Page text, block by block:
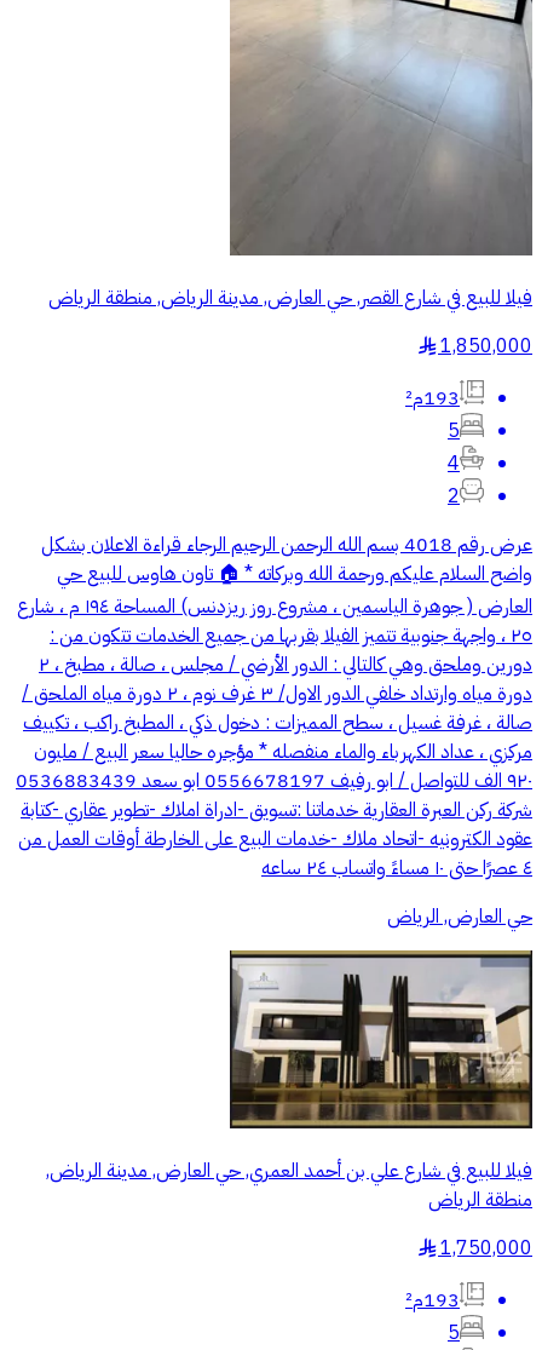
فيلا للبيع في شارع القصر, حي العارض, مدينة الرياض, منطقة الرياض
1,850,000
§
193م²
5
4
2
عرض رقم 4018 بسم الله الرحمن الرحيم الرجاء قراءة الاعلان بشكل
واضح السلام عليكم ورحمة الله وبركاته * 🏠 تاون هاوس للبيع حي
العارض ( جوهرة الياسمين ، مشروع روز ريزدنس) المساحة ١٩٤ م ، شارع
٢٥ ، واجهة جنوبية تتميز الفيلا بقربها من جميع الخدمات تتكون من :
دورين وملحق وهي كالتالي : الدور الأرضي / مجلس ، صالة ، مطبخ ، ٢
دورة مياه وارتداد خلفي الدور الاول/ ٣ غرف نوم ، ٢ دورة مياه الملحق /
صالة ، غرفة غسيل ، سطح المميزات : دخول ذكي ، المطبخ راكب ، تكييف
مركزي ، عداد الكهرباء والماء منفصله * مؤجره حاليا سعر البيع / مليون
٩٢٠ الف للتواصل / ابو رفيف 0556678197 ابو سعد 0536883439
شركة ركن العبرة العقارية خدماتنا :تسويق -ادراة املاك -تطوير عقاري -كتابة
عقود الكترونيه -اتحاد ملاك -خدمات البيع على الخارطة أوقات العمل من
٤ عصرًا حتى ١٠ مساءً واتساب ٢٤ ساعه
حي العارض, الرياض
فيلا للبيع في شارع علي بن أحمد العمري, حي العارض, مدينة الرياض,
منطقة الرياض
1,750,000
§
193م²
5